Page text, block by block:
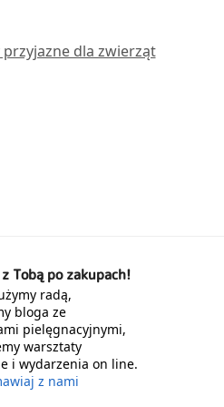
przyjazne dla zwierząt
Tobą po zakupach!
radą,
bloga ze
pielęgnacyjnymi,
warsztaty
i wydarzenia on line.
z nami